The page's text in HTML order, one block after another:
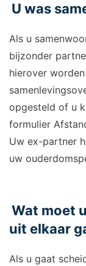
U was
Als u
bijzonder
hierover
opgesteld of u
formulier
Uw ex-partner
uw
Wat moet
uit elkaar
Als u gaat